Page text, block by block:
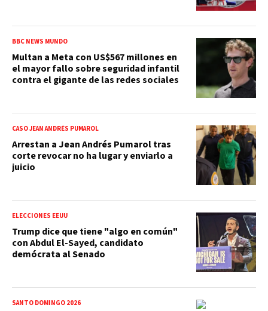
BBC NEWS MUNDO
Multan a Meta con US$567 millones en
el mayor fallo sobre seguridad infantil
contra el gigante de las redes sociales
CASO JEAN ANDRÉS PUMAROL
Arrestan a Jean Andrés Pumarol tras
corte revocar no ha lugar y enviarlo a
juicio
ELECCIONES EEUU
Trump dice que tiene "algo en común"
con Abdul El-Sayed, candidato
demócrata al Senado
SANTO DOMINGO 2026